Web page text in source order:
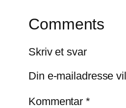
Comments
Skriv et svar
Din e-mailadresse
Kommentar*